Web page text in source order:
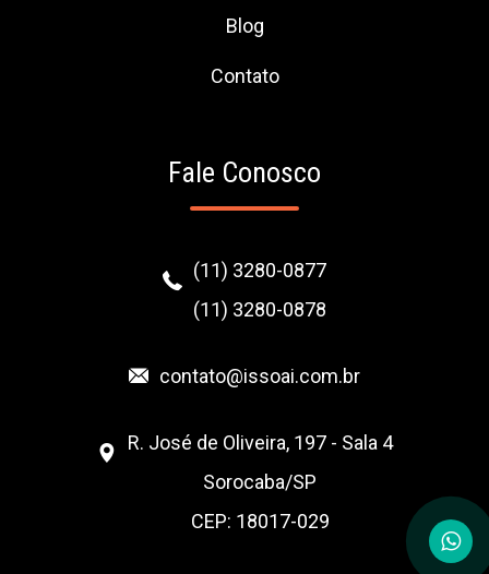
Blog
Contato
Fale Conosco
(11) 3280-0877
(11) 3280-0878
contato@issoai.com.br
R. José de Oliveira, 197 - Sala 4
Sorocaba/SP
CEP: 18017-029